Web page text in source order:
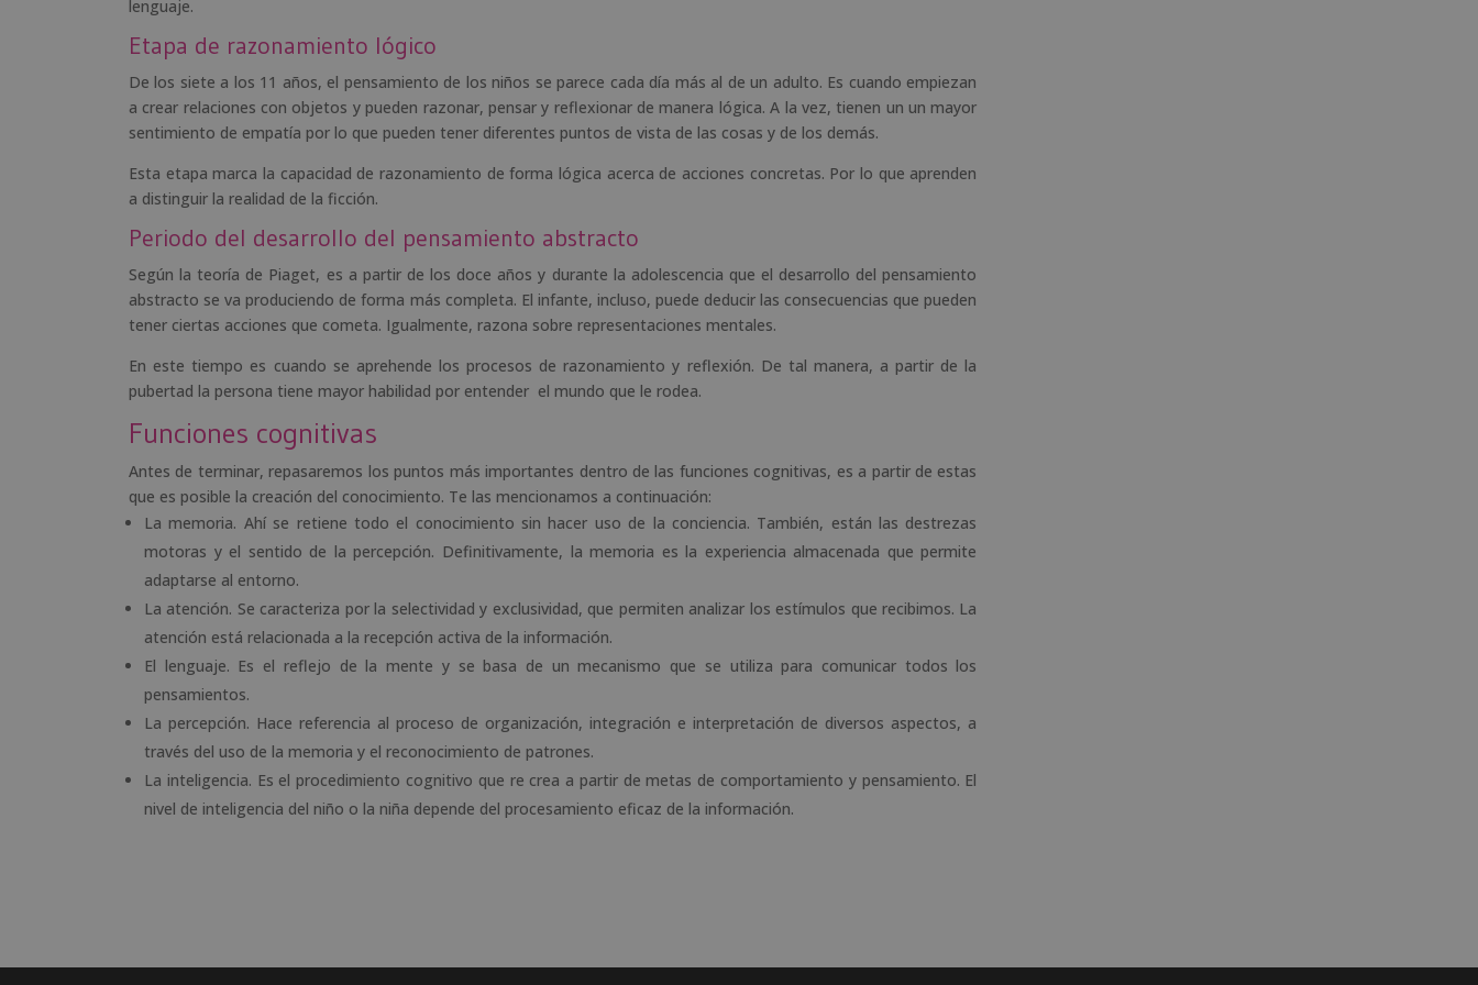
lenguaje.
Etapa de razonamiento lógico
De los siete a los 11 años, el pensamiento de los niños se parece cada día más al de un adulto. Es cuando empiezan
a crear relaciones con objetos y pueden razonar, pensar y reflexionar de manera lógica. A la vez, tienen un un mayor
sentimiento de empatía por lo que pueden tener diferentes puntos de vista de las cosas y de los demás.
Esta etapa marca la capacidad de razonamiento de forma lógica acerca de acciones concretas. Por lo que aprenden
a distinguir la realidad de la ficción.
Periodo del desarrollo del pensamiento abstracto
Según la teoría de Piaget, es a partir de los doce años y durante la adolescencia que el desarrollo del pensamiento
abstracto se va produciendo de forma más completa. El infante, incluso, puede deducir las consecuencias que pueden
tener ciertas acciones que cometa. Igualmente, razona sobre representaciones mentales.
En este tiempo es cuando se aprehende los procesos de razonamiento y reflexión. De tal manera, a partir de la
pubertad la persona tiene mayor habilidad por entender el mundo que le rodea.
Funciones cognitivas
Antes de terminar, repasaremos los puntos más importantes dentro de las funciones cognitivas, es a partir de estas
que es posible la creación del conocimiento. Te las mencionamos a continuación:
La memoria. Ahí se retiene todo el conocimiento sin hacer uso de la conciencia. También, están las destrezas
motoras y el sentido de la percepción. Definitivamente, la memoria es la experiencia almacenada que permite
adaptarse al entorno.
La atención. Se caracteriza por la selectividad y exclusividad, que permiten analizar los estímulos que recibimos. La
atención está relacionada a la recepción activa de la información.
El lenguaje. Es el reflejo de la mente y se basa de un mecanismo que se utiliza para comunicar todos los
pensamientos.
La percepción. Hace referencia al proceso de organización, integración e interpretación de diversos aspectos, a
través del uso de la memoria y el reconocimiento de patrones.
La inteligencia. Es el procedimiento cognitivo que re crea a partir de metas de comportamiento y pensamiento. El
nivel de inteligencia del niño o la niña depende del procesamiento eficaz de la información.